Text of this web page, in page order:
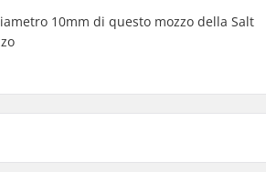
10mm di questo mozzo della Salt